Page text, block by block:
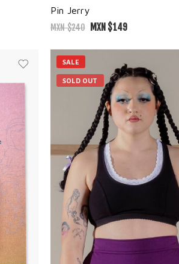
Pin Jerry
MXN $240 MXN $149
SALE
SOLD OUT